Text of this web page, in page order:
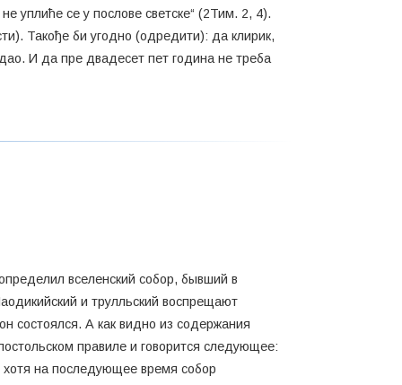
уплиће се у послове светске“ (2Тим. 2, 4).
Такође би угодно (одредити): да клирик,
И да пре двадесет пет година не треба
вселенский собор, бывший в
и трулльский воспрещают
состоялся. А как видно из содержания
правиле и говорится следующее:
на последующее время собор